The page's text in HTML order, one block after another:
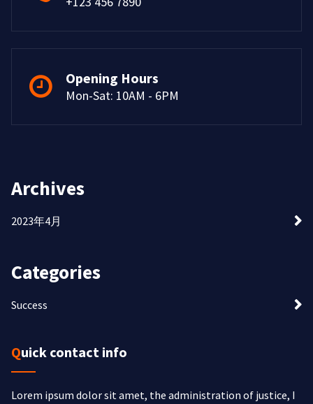
Opening Hours
Mon-Sat: 10AM - 6PM
Archives
2023年4月
Categories
Success
Quick contact info
Lorem ipsum dolor sit amet, the administration of justice, I